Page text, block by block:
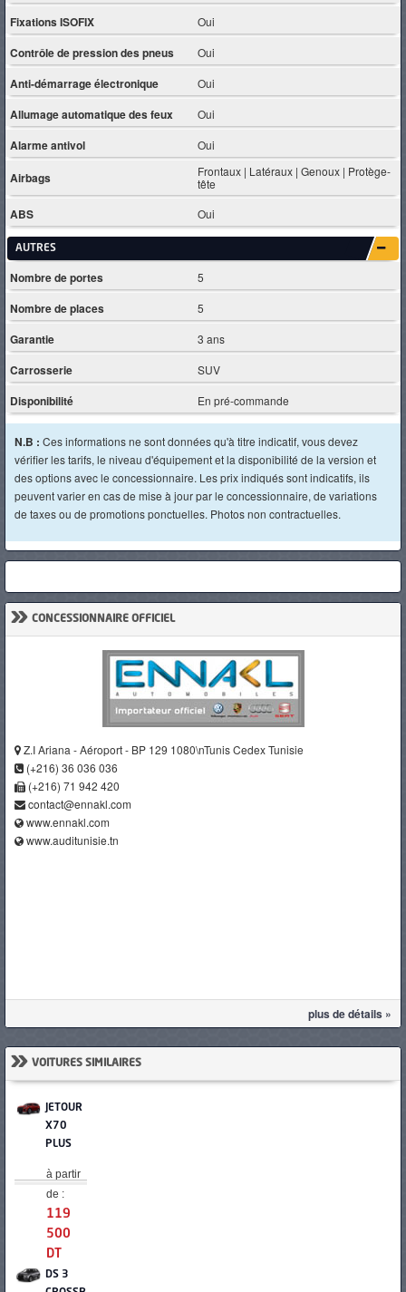
Fixations ISOFIX Oui
Contrôle de pression des pneus Oui
Anti-démarrage électronique Oui
Allumage automatique des feux Oui
Alarme antivol Oui
Airbags
Frontaux | Latéraux | Genoux | Protège-
tête
ABS Oui
AUTRES
Nombre de portes 5
Nombre de places 5
Garantie 3 ans
Carrosserie SUV
Disponibilité En pré-commande
N.B : Ces informations ne sont données qu'à titre indicatif, vous devez
vérifier les tarifs, le niveau d'équipement et la disponibilité de la version et
des options avec le concessionnaire. Les prix indiqués sont indicatifs, ils
peuvent varier en cas de mise à jour par le concessionnaire, de variations
de taxes ou de promotions ponctuelles. Photos non contractuelles.
» CONCESSIONNAIRE OFFICIEL
Z.I Ariana - Aéroport - BP 129 1080\nTunis Cedex Tunisie
(+216) 36 036 036
(+216) 71 942 420
contact@ennakl.com
www.ennakl.com
www.auditunisie.tn
plus de détails »
» VOITURES SIMILAIRES
JETOUR
X70
PLUS
à partir
de :
119
500
DT
DS 3